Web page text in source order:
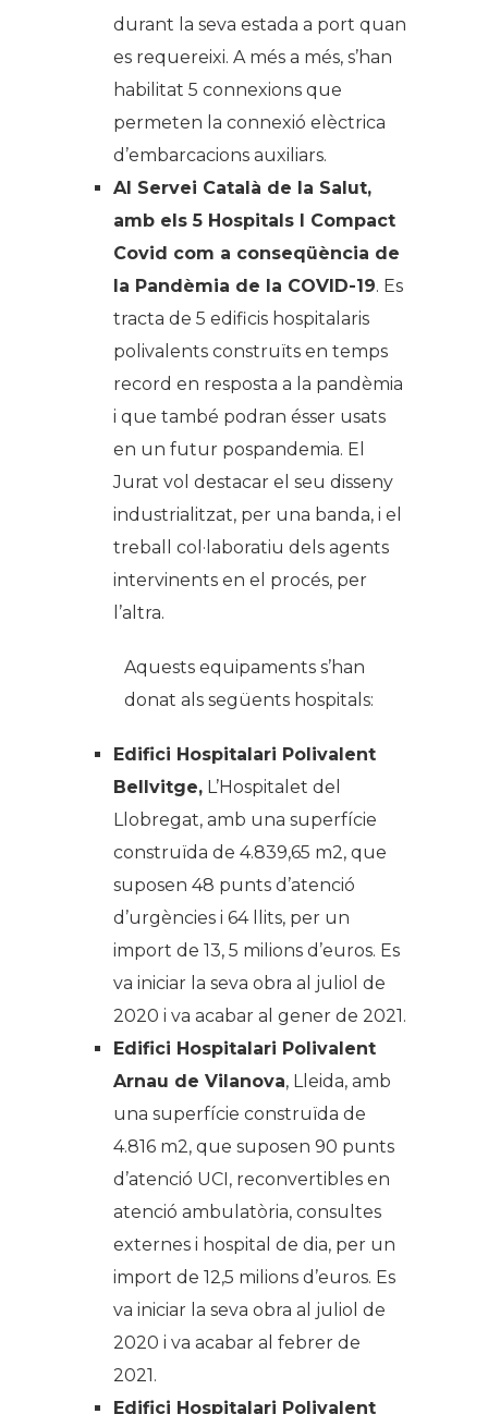
durant la seva estada a port quan
es requereixi. A més a més, s’han
habilitat 5 connexions que
permeten la connexió elèctrica
d’embarcacions auxiliars.
Al Servei Català de la Salut,
amb els 5 Hospitals I Compact
Covid com a conseqüència de
la Pandèmia de la COVID-19. Es
tracta de 5 edificis hospitalaris
polivalents construïts en temps
record en resposta a la pandèmia
i que també podran ésser usats
en un futur pospandemia. El
Jurat vol destacar el seu disseny
industrialitzat, per una banda, i el
treball col·laboratiu dels agents
intervinents en el procés, per
l’altra.
Aquests equipaments s’han
donat als següents hospitals:
Edifici Hospitalari Polivalent
Bellvitge, L’Hospitalet del
Llobregat, amb una superfície
construïda de 4.839,65 m2, que
suposen 48 punts d’atenció
d’urgències i 64 llits, per un
import de 13, 5 milions d’euros. Es
va iniciar la seva obra al juliol de
2020 i va acabar al gener de 2021.
Edifici Hospitalari Polivalent
Arnau de Vilanova, Lleida, amb
una superfície construïda de
4.816 m2, que suposen 90 punts
d’atenció UCI, reconvertibles en
atenció ambulatòria, consultes
externes i hospital de dia, per un
import de 12,5 milions d’euros. Es
va iniciar la seva obra al juliol de
2020 i va acabar al febrer de
2021.
Edifici Hospitalari Polivalent